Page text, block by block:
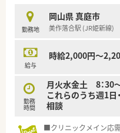
勤務地
岡山県 真庭市
美作落合駅 (JR姫新線)
給与
時給2,000円～
勤務
時間
月火水金土 8：30
これらのうち週1
相談
■クリニックメイン応